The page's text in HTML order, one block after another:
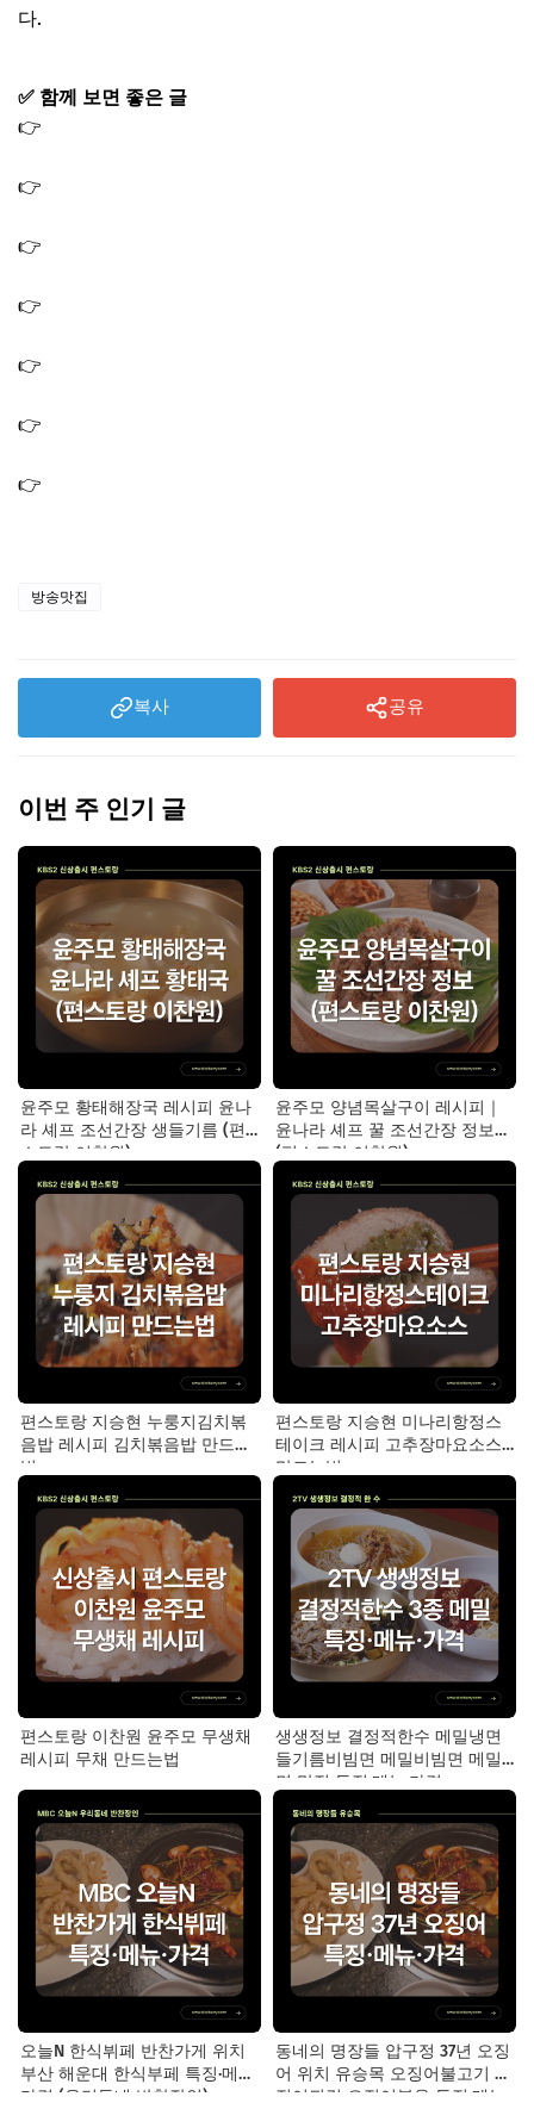
다.
✅ 함께 보면 좋은 글
👉
👉
👉
👉
👉
👉
👉
방송맛집
복사 공유
이번 주 인기 글
윤주모 황태해장국 레시피 윤나
라 셰프 조선간장 생들기름 (편
스토랑 이찬원)
윤주모 양념목살구이 레시피｜
윤나라 셰프 꿀 조선간장 정보
(편스토랑 이찬원)
편스토랑 지승현 누룽지김치볶
음밥 레시피 김치볶음밥 만드는
법
편스토랑 지승현 미나리항정스
테이크 레시피 고추장마요소스
만드는법
편스토랑 이찬원 윤주모 무생채
레시피 무채 만드는법
생생정보 결정적한수 메밀냉면
들기름비빔면 메밀비빔면 메밀
면 맛집 특징·메뉴·가격
오늘N 한식뷔페 반찬가게 위치
부산 해운대 한식부페 특징·메뉴·
가격 (우리동네 반찬장인)
동네의 명장들 압구정 37년 오징
어 위치 유승목 오징어불고기 오
징어튀김 오징어볶음 특징·메뉴·